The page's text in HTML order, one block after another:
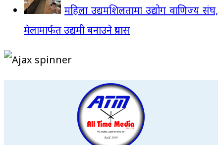
महिला उद्यमशिलतामा उद्योग वाणिज्य संघ,
मेलामार्फत उद्यमी बनाउने प्रयास